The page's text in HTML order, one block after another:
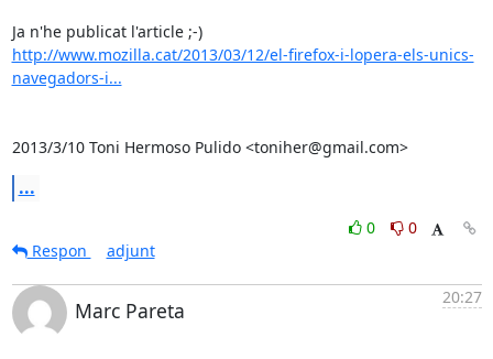
Ja n'he publicat l'article ;-)
http://www.mozilla.cat/2013/03/12/el-firefox-i-lopera-els-unics-
navegadors-i...
2013/3/10 Toni Hermoso Pulido <toniher@gmail.com>
...
0
0
Respon
adjunt
Marc Pareta
20:27